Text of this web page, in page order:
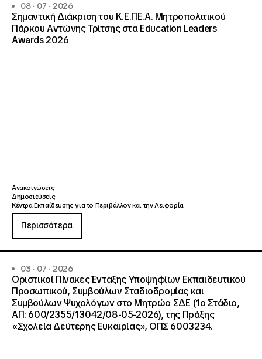
08 · 07 · 2026
Σημαντική Διάκριση του Κ.Ε.ΠΕ.Α. Μητροπολιτικού
Πάρκου Αντώνης Τρίτσης στα Education Leaders
Awards 2026
Ανακοινώσεις
Δημοσιεύσεις
Κέντρα Εκπαίδευσης για το Περιβάλλον και την Αειφορία
Περισσότερα
03 · 07 · 2026
Οριστικοί Πίνακες Ένταξης Υποψηφίων Εκπαιδευτικού
Προσωπικού, Συμβούλων Σταδιοδρομίας και
Συμβούλων Ψυχολόγων στο Μητρώο ΣΔΕ (1ο Στάδιο,
ΑΠ: 600/2355/13042/08-05-2026), της Πράξης
«Σχολεία Δεύτερης Ευκαιρίας», ΟΠΣ 6003234.